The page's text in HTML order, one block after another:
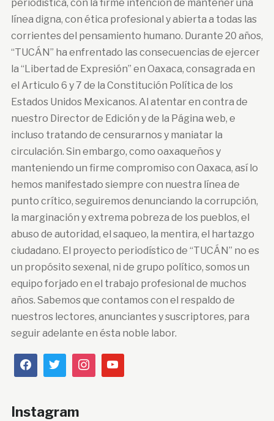
periodística, con la firme intención de mantener una
línea digna, con ética profesional y abierta a todas las
corrientes del pensamiento humano. Durante 20 años,
“TUCÁN” ha enfrentado las consecuencias de ejercer
la “Libertad de Expresión” en Oaxaca, consagrada en
el Articulo 6 y 7 de la Constitución Política de los
Estados Unidos Mexicanos. Al atentar en contra de
nuestro Director de Edición y de la Página web, e
incluso tratando de censurarnos y maniatar la
circulación. Sin embargo, como oaxaqueños y
manteniendo un firme compromiso con Oaxaca, así lo
hemos manifestado siempre con nuestra línea de
punto crítico, seguiremos denunciando la corrupción,
la marginación y extrema pobreza de los pueblos, el
abuso de autoridad, el saqueo, la mentira, el hartazgo
ciudadano. El proyecto periodístico de “TUCÁN” no es
un propósito sexenal, ni de grupo político, somos un
equipo forjado en el trabajo profesional de muchos
años. Sabemos que contamos con el respaldo de
nuestros lectores, anunciantes y suscriptores, para
seguir adelante en ésta noble labor.
Instagram